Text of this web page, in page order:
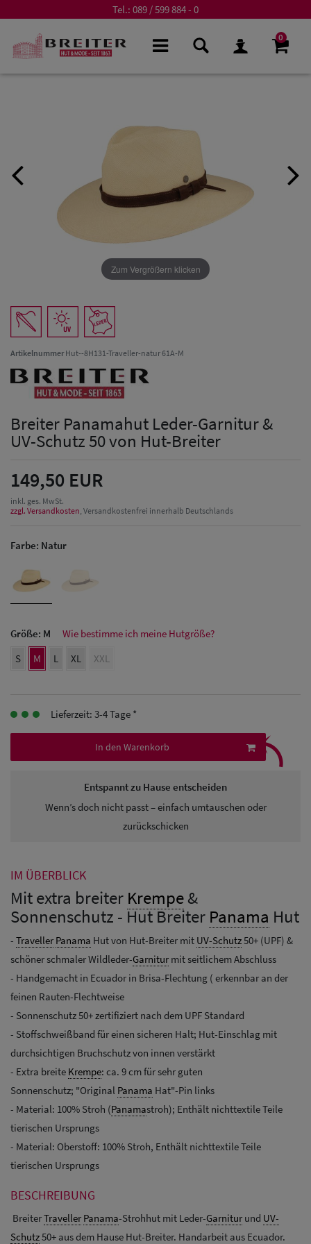
Tel.: 089 / 599 884 - 0
0
Herren
Herren UV-
Schutz Caps
Herren
Sonnenschilder
& Visoren
Zum Vergrößern klicken
ArtikelnummerHut--8H131-Traveller-natur 61A-M
Breiter Panamahut Leder-Garnitur &
UV-Schutz 50 von Hut-Breiter
149,50 EUR
inkl. ges. MwSt.
zzgl. Versandkosten, Versandkostenfrei innerhalb Deutschlands
Farbe: Natur
Größe: M
Wie bestimme ich meine Hutgröße?
S
M L XL XXL
Lieferzeit: 3-4 Tage *
In den Warenkorb
Entspannt zu Hause entscheiden
Wenn’s doch nicht passt – einfach umtauschen oder
zurückschicken
⤹
IM ÜBERBLICK
Mit extra breiter Krempe&
Sonnenschutz - Hut Breiter Panama Hut
- Traveller Panama Hut von Hut-Breiter mit UV-Schutz50+ (UPF) &
schöner schmaler Wildleder-Garnitur mit seitlichem Abschluss
- Handgemacht in Ecuador in Brisa-Flechtung ( erkennbar an der
feinen Rauten-Flechtweise
- Sonnenschutz 50+ zertifiziert nach dem UPF Standard
- Stoffschweißband für einen sicheren Halt; Hut-Einschlag mit
durchsichtigen Bruchschutz von innen verstärkt
- Extra breite Krempe: ca. 9 cm für sehr guten
Sonnenschutz; "Original Panama Hat"-Pin links
- Material: 100% Stroh (Panamastroh); Enthält nichttextile Teile
tierischen Ursprungs
- Material: Oberstoff: 100% Stroh, Enthält nichttextile Teile
tierischen Ursprungs
BESCHREIBUNG
BreiterTraveller Panama-Strohhut mit Leder-Garnitur und UV-
Schutz50+ aus dem Hause Hut-Breiter. Handarbeit aus Ecuador.